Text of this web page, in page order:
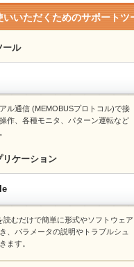
いただくためのサポートツ
ール
ル通信 (MEMOBUSプロトコル)で接
作、各種モニタ、パターン運転など
リケーション
むだけで簡単に形式やソフトウェア
、パラメータの説明やトラブルシュ
ます。